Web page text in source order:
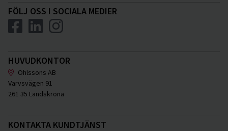
FÖLJ OSS I SOCIALA MEDIER
HUVUDKONTOR
Ohlssons AB
Varvsvägen 91
261 35 Landskrona
KONTAKTA KUNDTJÄNST